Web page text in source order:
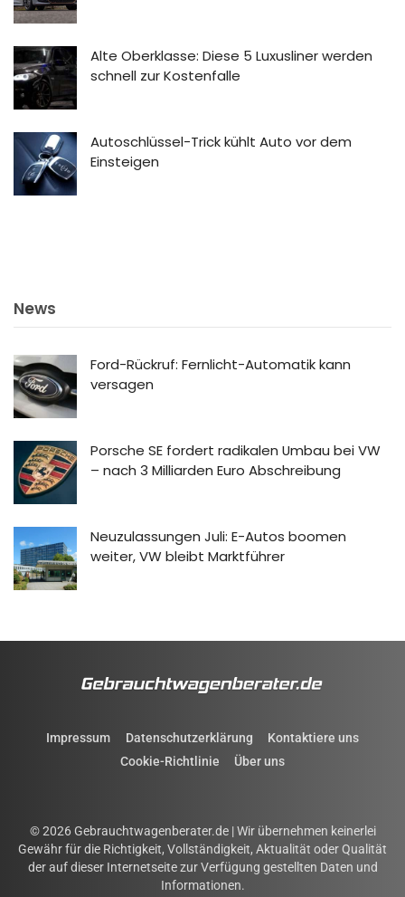
Alte Oberklasse: Diese 5 Luxusliner werden
schnell zur Kostenfalle
Autoschlüssel-Trick kühlt Auto vor dem
Einsteigen
News
Ford-Rückruf: Fernlicht-Automatik kann
versagen
Porsche SE fordert radikalen Umbau bei VW
– nach 3 Milliarden Euro Abschreibung
Neuzulassungen Juli: E-Autos boomen
weiter, VW bleibt Marktführer
Impressum Datenschutzerklärung
Kontaktiere uns
Cookie-Richtlinie
Über uns
© 2026 Gebrauchtwagenberater.de | Wir übernehmen keinerlei
Gewähr für die Richtigkeit, Vollständigkeit, Aktualität oder Qualität
der auf dieser Internetseite zur Verfügung gestellten Daten und
Informationen.